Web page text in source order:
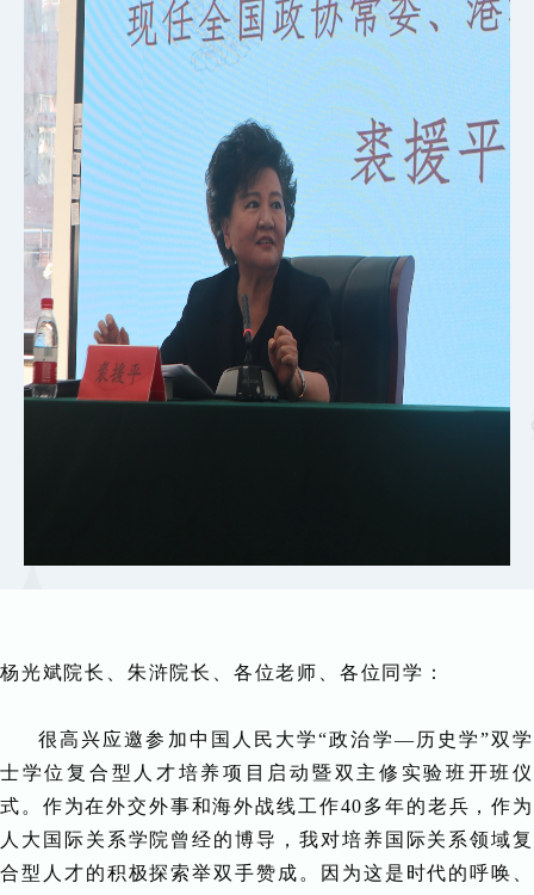
杨光斌院长、朱浒院长、各位老师、各位同学：
很高兴应邀参加中国人民大学“政治学—历史学”双学
士学位复合型人才培养项目启动暨双主修实验班开班仪
式。作为在外交外事和海外战线工作40多年的老兵，作为
人大国际关系学院曾经的博导，我对培养国际关系领域复
合型人才的积极探索举双手赞成。因为这是时代的呼唤、